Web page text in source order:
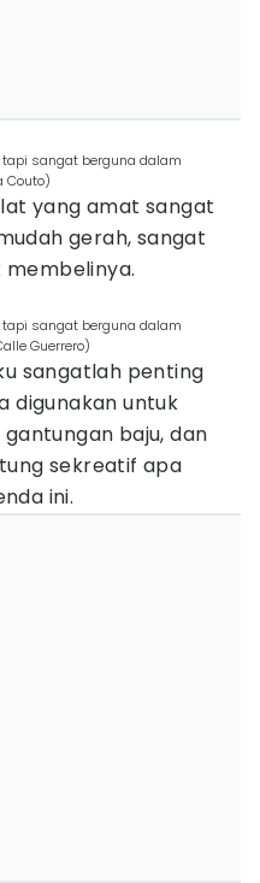
sangat berguna dalam
Couto)
yang amat sangat
gerah, sangat
sangat berguna dalam
Guerrero)
sangatlah penting
digunakan untuk
baju, dan
sekreatif apa
ini.